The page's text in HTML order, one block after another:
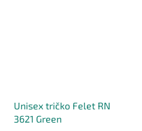
Unisex tričko Felet RN
3621 Green